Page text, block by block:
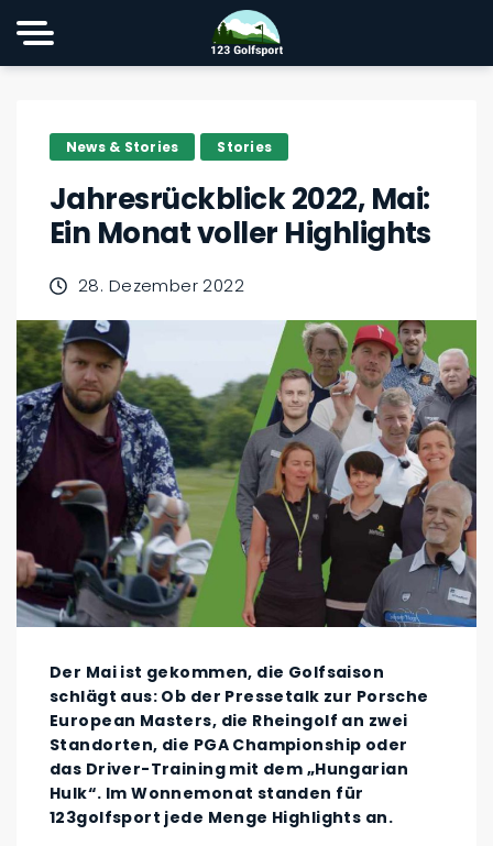
News & Stories Stories
Jahresrückblick 2022, Mai:
Ein Monat voller Highlights
28. Dezember 2022
Der Mai ist gekommen, die Golfsaison
schlägt aus: Ob der Pressetalk zur Porsche
European Masters, die Rheingolf an zwei
Standorten, die PGA Championship oder
das Driver-Training mit dem „Hungarian
Hulk“. Im Wonnemonat standen für
123golfsport jede Menge Highlights an.